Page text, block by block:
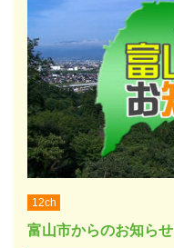
12ch
富山市からのお知らせ